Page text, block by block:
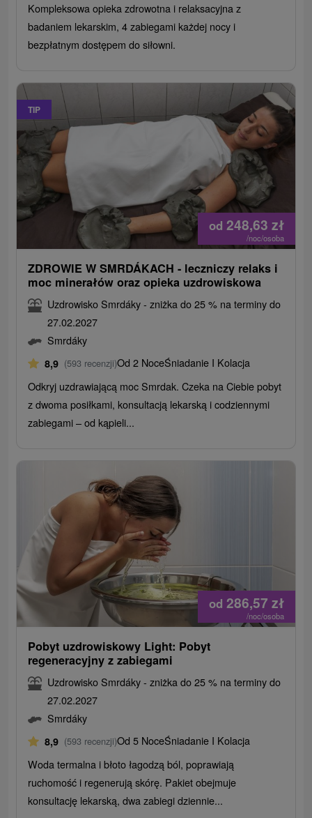
Kompleksowa opieka zdrowotna i relaksacyjna z
badaniem lekarskim, 4 zabiegami każdej nocy i
bezpłatnym dostępem do siłowni.
TIP
od 248,63 zł
/noc/osoba
ZDROWIE W SMRDÁKACH - leczniczy relaks i
moc minerałów oraz opieka uzdrowiskowa
Uzdrowisko Smrdáky - zniżka do 25 % na terminy do
27.02.2027
Smrdáky
8,9 (593 recenzji)Od 2 NoceŚniadanie I Kolacja
Odkryj uzdrawiającą moc Smrdak. Czeka na Ciebie pobyt
z dwoma posiłkami, konsultacją lekarską i codziennymi
zabiegami – od kąpieli...
od 286,57 zł
/noc/osoba
Pobyt uzdrowiskowy Light: Pobyt
regeneracyjny z zabiegami
Uzdrowisko Smrdáky - zniżka do 25 % na terminy do
27.02.2027
Smrdáky
8,9 (593 recenzji)Od 5 NoceŚniadanie I Kolacja
Woda termalna i błoto łagodzą ból, poprawiają
ruchomość i regenerują skórę. Pakiet obejmuje
konsultację lekarską, dwa zabiegi dziennie...